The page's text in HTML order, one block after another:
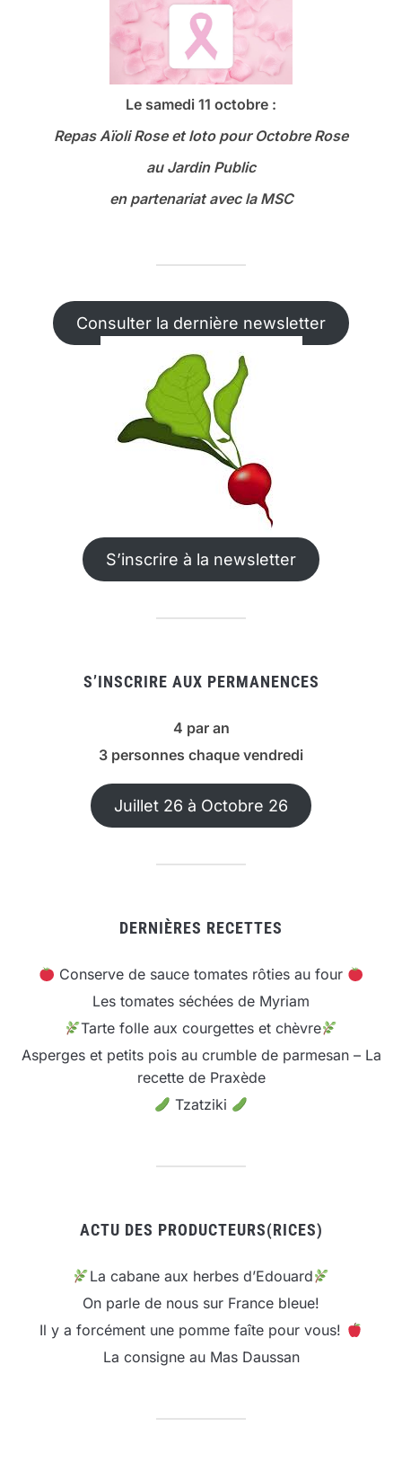
Le samedi 11 octobre :
Repas Aïoli Rose et loto pour Octobre Rose
au Jardin Public
en partenariat avec la MSC
Consulter la dernière newsletter
S’inscrire à la newsletter
S’INSCRIRE AUX PERMANENCES
4 par an
3 personnes chaque vendredi
Juillet 26 à Octobre 26
DERNIÈRES RECETTES
Conserve de sauce tomates rôties au four
Les tomates séchées de Myriam
Tarte folle aux courgettes et chèvre
Asperges et petits pois au crumble de parmesan – La
recette de Praxède
Tzatziki
ACTU DES PRODUCTEURS(RICES)
La cabane aux herbes d’Edouard
On parle de nous sur France bleue!
Il y a forcément une pomme faîte pour vous!
La consigne au Mas Daussan